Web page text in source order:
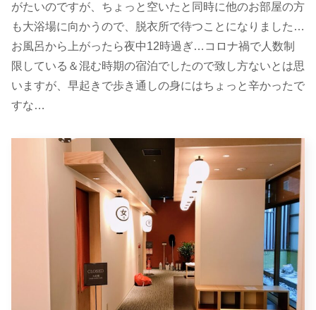
がたいのですが、ちょっと空いたと同時に他のお部屋の方
も大浴場に向かうので、脱衣所で待つことになりました…
お風呂から上がったら夜中12時過ぎ…コロナ禍で人数制
限している＆混む時期の宿泊でしたので致し方ないとは思
いますが、早起きで歩き通しの身にはちょっと辛かったで
すな…